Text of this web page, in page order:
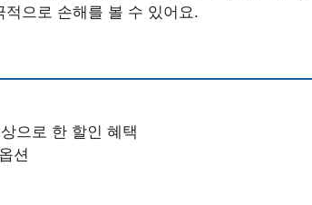
으로 손해를 볼 수 있어요.
으로 한 할인 혜택
션